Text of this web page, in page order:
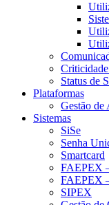
Status de
Plataformas
Gestão de
Sistemas
SiSe
Senha
Smartcard
FAEPEX
FAEPEX
SIPEX